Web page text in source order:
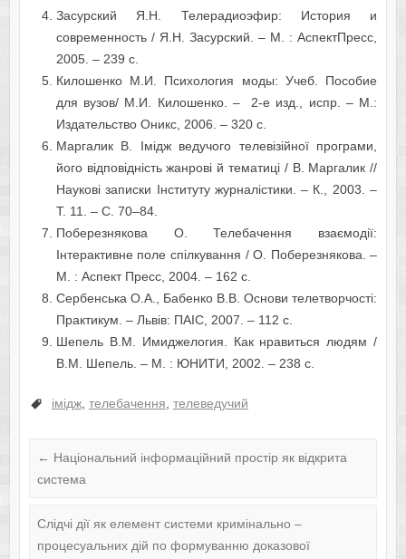
Засурский Я.Н. Телерадиоэфир: История и
современность / Я.Н. Засурский. – М. : АспектПресс,
2005. – 239 с.
Килошенко М.И. Психология моды: Учеб. Пособие
для вузов/ М.И. Килошенко. – 2-е изд., испр. – М.:
Издательство Оникс, 2006. – 320 с.
Маргалик В. Імідж ведучого телевізійної програми,
його відповідність жанрові й тематиці / В. Маргалик //
Наукові записки Інституту журналістики. – К., 2003. –
Т. 11. – С. 70–84.
Поберезнякова О. Телебачення взаємодії:
Інтерактивне поле спілкування / О. Поберезнякова. –
М. : Аспект Пресс, 2004. – 162 с.
Сербенська О.А., Бабенко В.В. Основи телетворчості:
Практикум. – Львів: ПАІС, 2007. – 112 с.
Шепель В.М. Имиджелогия. Как нравиться людям /
В.М. Шепель. – М. : ЮНИТИ, 2002. – 238 с.
імідж, телебачення, телеведучий
← Національний інформаційний простір як відкрита
система
Слідчі дії як елемент системи кримінально –
процесуальних дій по формуванню доказової